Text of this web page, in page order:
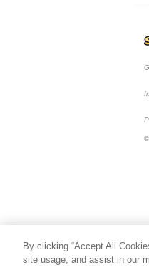
By clicking “Accept All
site usage, and assist in our